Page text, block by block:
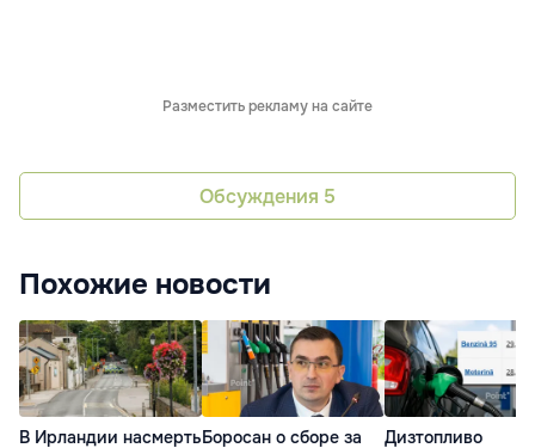
Разместить рекламу на сайте
Обсуждения 5
Похожие новости
В Ирландии насмертьБоросан о сборе за
Дизтопливо